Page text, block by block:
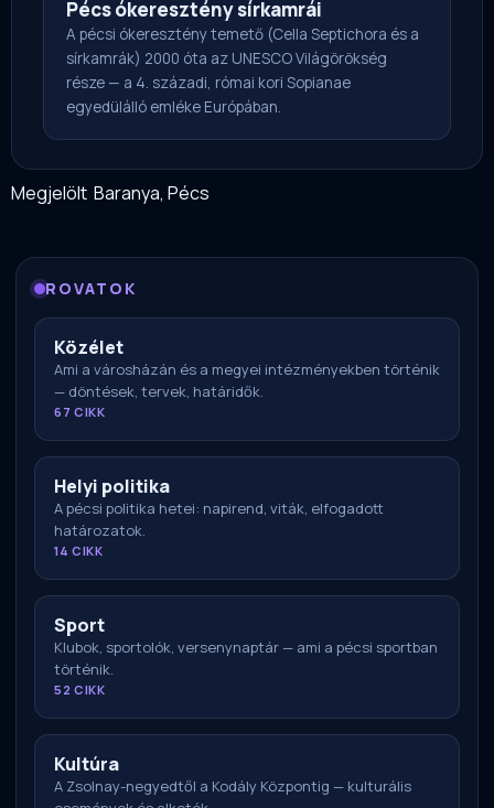
Pécs ókeresztény sírkamrái
A pécsi ókeresztény temető (Cella Septichora és a
sírkamrák) 2000 óta az UNESCO Világörökség
része — a 4. századi, római kori Sopianae
egyedülálló emléke Európában.
Megjelölt Baranya,Pécs
ROVATOK
Közélet
Ami a városházán és a megyei intézményekben történik
— döntések, tervek, határidők.
67 CIKK
Helyi politika
A pécsi politika hetei: napirend, viták, elfogadott
határozatok.
14 CIKK
Sport
Klubok, sportolók, versenynaptár — ami a pécsi sportban
történik.
52 CIKK
Kultúra
A Zsolnay-negyedtől a Kodály Központig — kulturális